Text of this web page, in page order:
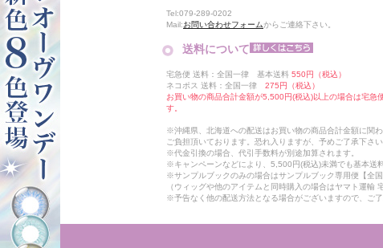
Tel:079-289-0202
Mail:お問い合わせフォームからご連絡下さい。
送料について
宅急便 送料：全国一律 基本送料 550円（税込）
ネコポス 送料：全国一律 275円（税込）
お買い物の商品合計金額が5,500円(税込)以上の場合は宅急
す。
※沖縄県、北海道への配送はお買い物の商品合計金額に関
ご負担頂いております。恐れ入りますが、予めご了承下さ
※代金引換の場合、代引手数料が別途加算されます。
※キャンペーンなどにより、5,500円(税込)未満でも基本送
※サンプルブックのみの場合はサンプルブック専用便【全
（ウィッグや他のアイテムと同時購入の場合はヤマト運輸
※予告なく他の配送方法となる場合がございますので、ご了